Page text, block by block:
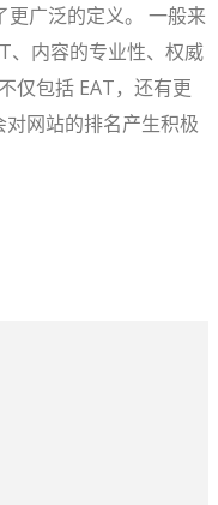
广泛的定义。 一般来
、内容的专业性、权威
仅包括 EAT，还有更
网站的排名产生积极